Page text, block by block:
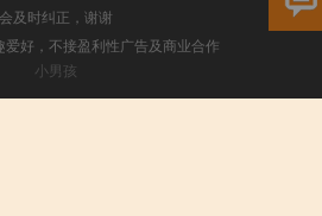
会及时纠正，谢谢
好，不接盈利性广告及商业合作
小男孩